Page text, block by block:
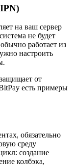
на ваш сервер
не будет
работает из
настроить
от
есть примеры
обязательно
среду
создание
колбэка,